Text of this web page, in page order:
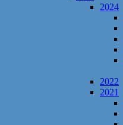
2024
2022
2021